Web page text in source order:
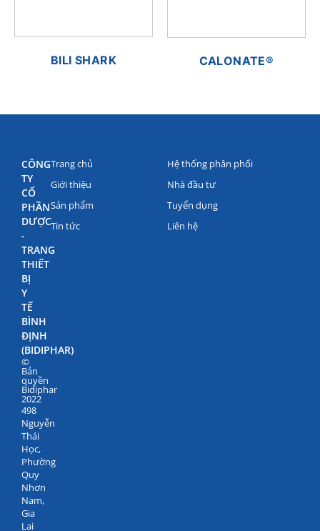
BILI SHARK CALONATE®
CÔNG
TY
CỔ
PHẦN
DƯỢC
-
TRANG
THIẾT
BỊ
Y
TẾ
BÌNH
ĐỊNH
(BIDIPHAR)
©
Bản
quyền
Bidiphar
2022
498
Nguyễn
Thái
Học,
Phường
Quy
Nhơn
Nam,
Gia
Lai
Trang chủ
Giới thiệu
Sản phẩm
Tin tức
Hệ thống phân phối
Nhà đầu tư
Tuyển dụng
Liên hệ